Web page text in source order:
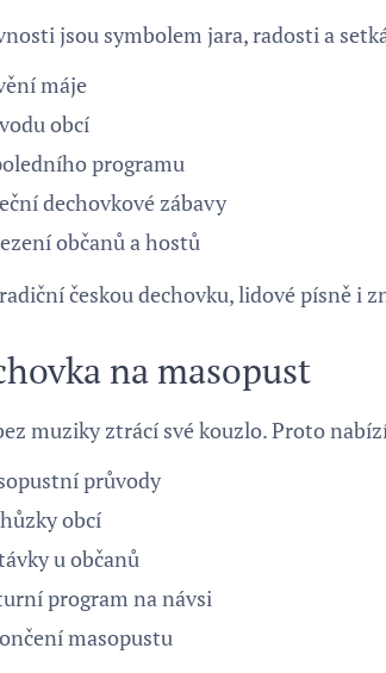
jsou symbolem jara, radosti a
máje
obcí
programu
dechovkové zábavy
občanů a hostů
českou dechovku, lidové písně i
na masopust
muziky ztrácí své kouzlo. Proto
průvody
obcí
u občanů
program na návsi
masopustu